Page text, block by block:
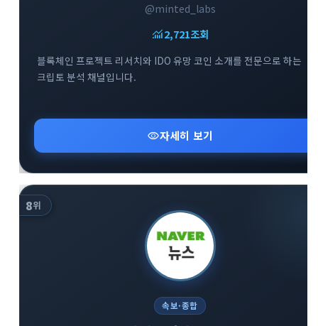
@minted_labs
monitoring2,721조회
블록체인 프로젝트 리서치와 IDO 유망 코인 소개를 전문으로 하는
크립토 분석 채널입니다.
visibility자세히 보기
8위
속보·종합